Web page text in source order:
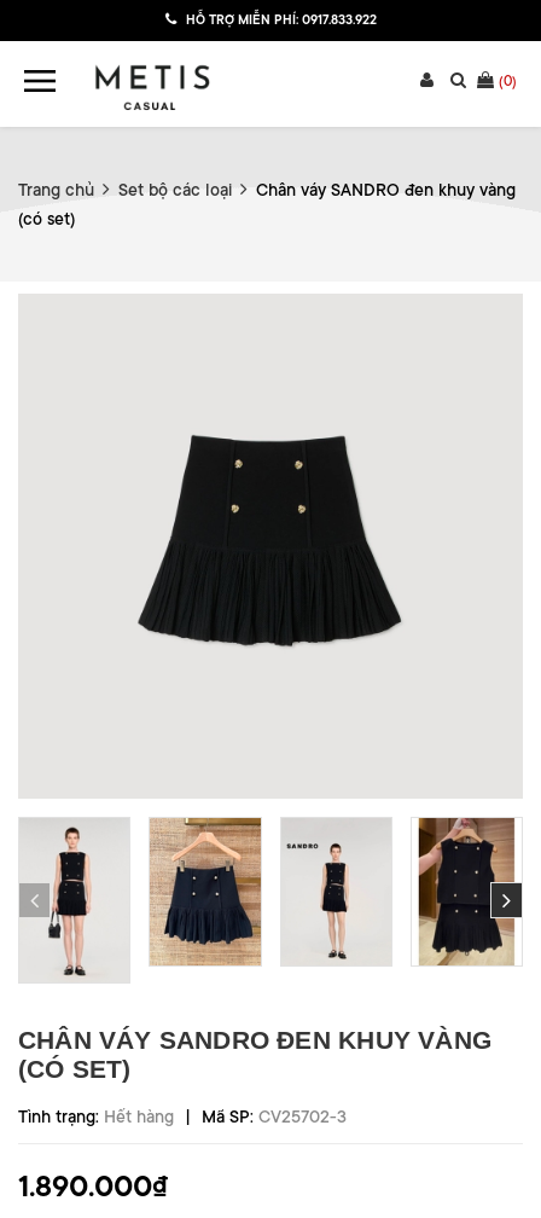
HỖ TRỢ MIỄN PHÍ: 0917.833.922
(0)
Trang chủ Set bộ các loại
Chân váy SANDRO đen khuy vàng
(có set)
CHÂN VÁY SANDRO ĐEN KHUY VÀNG
(CÓ SET)
Tình trạng: Hết hàng | Mã SP: CV25702-3
1.890.000₫